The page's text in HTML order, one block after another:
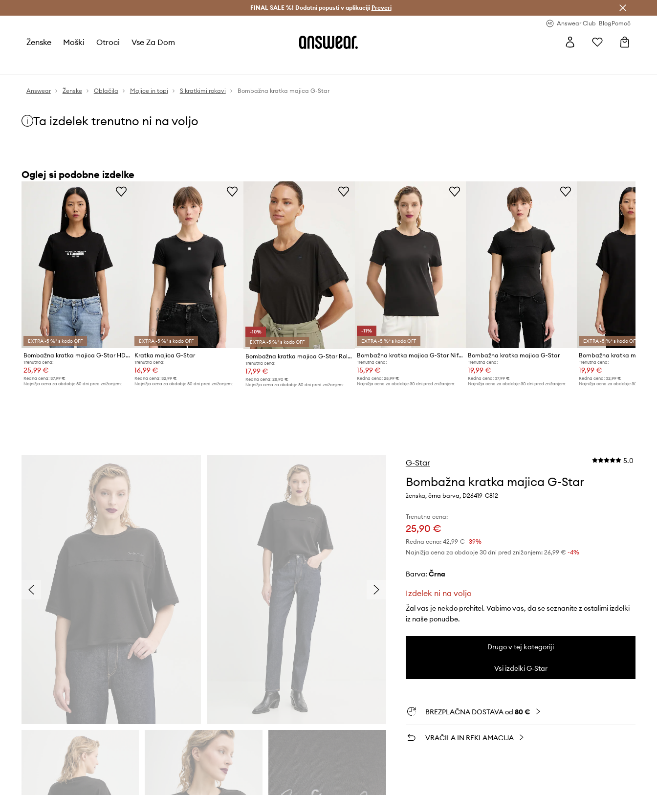
Dostava v 3 dneh > Prihrani z vpisom v Answear Club >
FINAL SALE %! Dodatni popusti v aplikaciji Preveri
Answear Club BlogPomoč
Ženske Moški Otroci Vse Za Dom
Answear Ženske Oblačila Majice in topi S kratkimi rokavi Bombažna kratka majica G-Star
Ta izdelek trenutno ni na voljo
Oglej si podobne izdelke
EXTRA -5 %* s kodo OFF
Bombažna kratka majica G-Star HD gr
Trenutna cena:
25,99 €
Redna cena: 37,99 €
Najnižja cena za obdobje 30 dni pred znižanjem:
EXTRA -5 %* s kodo OFF
Kratka majica G-Star
Trenutna cena:
16,99 €
Redna cena:32,99 €
Najnižja cena za obdobje 30 dni pred znižanjem:
-10%
EXTRA -5 %* s kodo OFF
Bombažna kratka majica G-Star Rolled up sl BF
Trenutna cena:
17,99 €
Redna cena: 28,90 €
Najnižja cena za obdobje 30 dni pred znižanjem:
-11%
EXTRA -5 %* s kodo OFF
Bombažna kratka majica G-Star Nifous
Trenutna cena:
15,99 €
Redna cena: 28,99 €
Najnižja cena za obdobje 30 dni pred znižanjem:
Bombažna kratka majica G-Star
Trenutna cena:
19,99 €
Redna cena:37,99 €
Najnižja cena za obdobje 30 dni pred znižanjem:
EXTRA -5 %* s kodo OFF
Trenutna cena:
19,99 €
Redna cena: 32,99 €
Najnižja cena za obdobje 30 dni pred
G-Star 5.0
Bombažna kratka majica G-Star
ženska, črna barva, D26419-C812
Trenutna cena:
25,90 €
Redna cena: 42,99 € -39%
Najnižja cena za obdobje 30 dni pred znižanjem: 26,99 € -4%
Barva: črna
Izdelek ni na voljo
Žal vas je nekdo prehitel. Vabimo vas, da se seznanite z ostalimi izdelki
iz naše ponudbe.
Drugo v tej kategoriji
Vsi izdelki G-Star
BREZPLAČNA DOSTAVA od 80 €
VRAČILA IN REKLAMACIJA